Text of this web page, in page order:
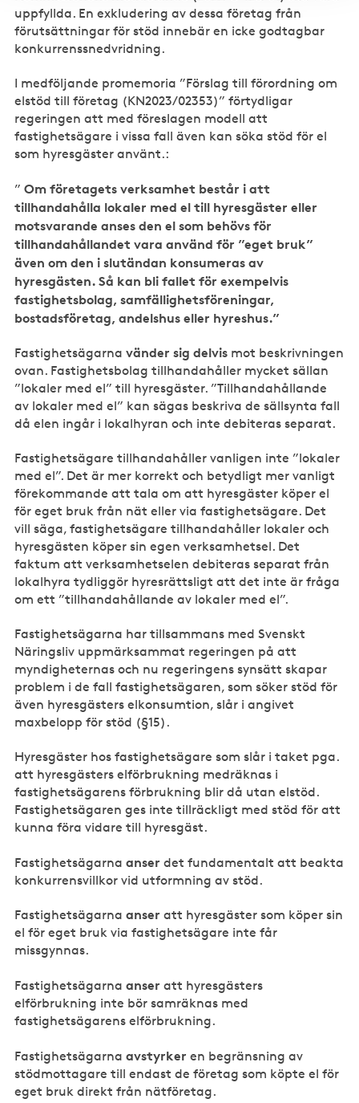
uppfyllda. En exkludering av dessa företag från
förutsättningar för stöd innebär en icke godtagbar
konkurrenssnedvridning.
I medföljande promemoria ”Förslag till förordning om
elstöd till företag (KN2023/02353)” förtydligar
regeringen att med föreslagen modell att
fastighetsägare i vissa fall även kan söka stöd för el
som hyresgäster använt.:
” Om företagets verksamhet består i att
tillhandahålla lokaler med el till hyresgäster eller
motsvarande anses den el som behövs för
tillhandahållandet vara använd för ”eget bruk”
även om den i slutändan konsumeras av
hyresgästen. Så kan bli fallet för exempelvis
fastighetsbolag, samfällighetsföreningar,
bostadsföretag, andelshus eller hyreshus.”
Fastighetsägarnavänder sig delvis mot beskrivningen
ovan. Fastighetsbolag tillhandahåller mycket sällan
”lokaler med el” till hyresgäster. ”Tillhandahållande
av lokaler med el” kan sägas beskriva de sällsynta fall
då elen ingår i lokalhyran och inte debiteras separat.
Fastighetsägare tillhandahåller vanligen inte ”lokaler
med el”. Det är mer korrekt och betydligt mer vanligt
förekommande att tala om att hyresgäster köper el
för eget bruk från nät eller via fastighetsägare. Det
vill säga, fastighetsägare tillhandahåller lokaler och
hyresgästen köper sin egen verksamhetsel. Det
faktum att verksamhetselen debiteras separat från
lokalhyra tydliggör hyresrättsligt att det inte är fråga
om ett ”tillhandahållande av lokaler med el”.
Fastighetsägarna har tillsammans med Svenskt
Näringsliv uppmärksammat regeringen på att
myndigheternas och nu regeringens synsätt skapar
problem i de fall fastighetsägaren, som söker stöd för
även hyresgästers elkonsumtion, slår i angivet
maxbelopp för stöd (§15).
Hyresgäster hos fastighetsägare som slår i taket pga.
att hyresgästers elförbrukning medräknas i
fastighetsägarens förbrukning blir då utan elstöd.
Fastighetsägaren ges inte tillräckligt med stöd för att
kunna föra vidare till hyresgäst.
Fastighetsägarnaanser det fundamentalt att beakta
konkurrensvillkor vid utformning av stöd.
Fastighetsägarnaanser att hyresgäster som köper sin
el för eget bruk via fastighetsägare inte får
missgynnas.
Fastighetsägarnaanser att hyresgästers
elförbrukning inte bör samräknas med
fastighetsägarens elförbrukning.
Fastighetsägarnaavstyrker en begränsning av
stödmottagare till endast de företag som köpte el för
eget bruk direkt från nätföretag.